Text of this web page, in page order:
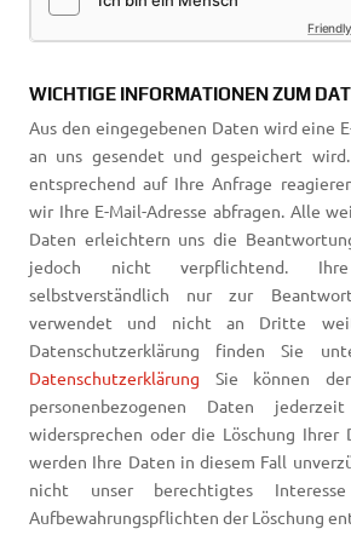
WICHTIGE INFORMATIONEN ZUM
Aus den eingegebenen Daten wird eine
an uns gesendet und gespeichert
entsprechend auf Ihre Anfrage
wir Ihre E-Mail-Adresse abfragen. Alle
Daten erleichtern uns die
jedoch nicht verpflichtend.
selbstverständlich nur zur
verwendet und nicht an Dritte
Datenschutzerklärung finden Sie
Datenschutzerklärung
Sie können
personenbezogenen Daten
widersprechen oder die Löschung Ihrer
werden Ihre Daten in diesem Fall
nicht unser berechtigtes
Aufbewahrungspflichten der Löschung